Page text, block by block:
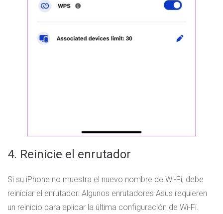
4. Reinicie el enrutador
Si su iPhone no muestra el nuevo nombre de Wi-Fi, debe
reiniciar el enrutador. Algunos enrutadores Asus requieren
un reinicio para aplicar la última configuración de Wi-Fi.